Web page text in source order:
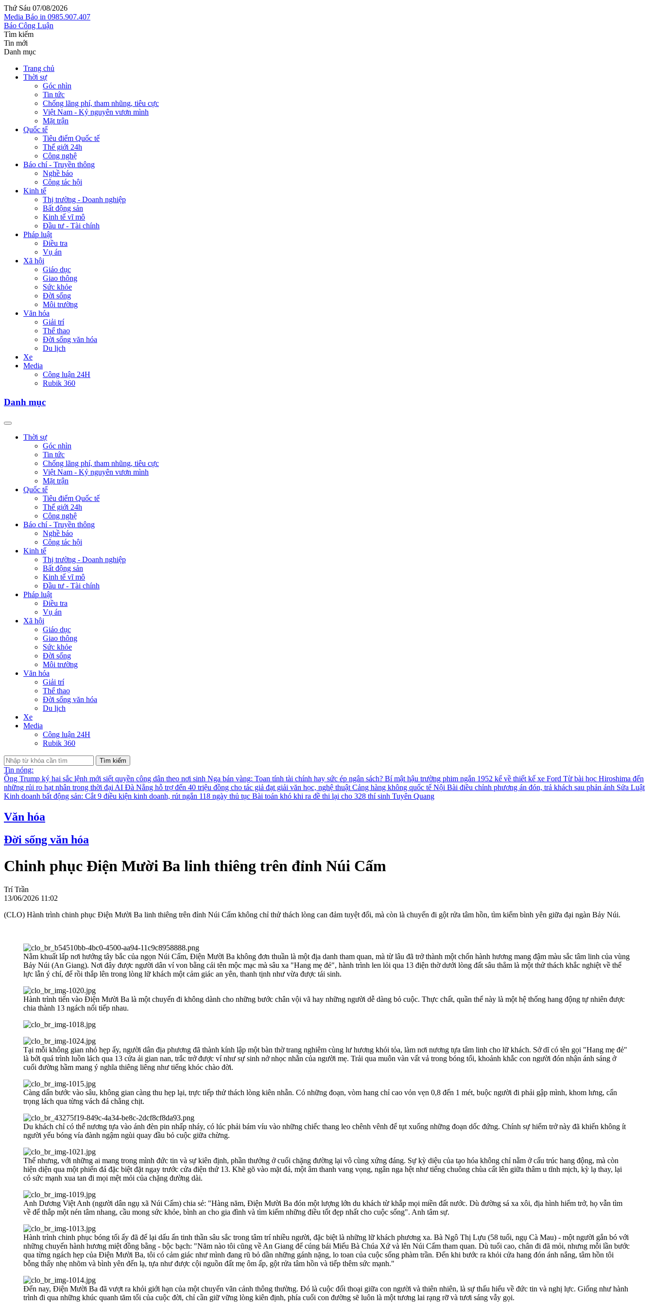
Thứ Sáu 07/08/2026
Media Báo in 0985.907.407
Báo Công Luận
Tìm kiếm
Tin mới
Danh mục
Trang chủ
Thời sự
Góc nhìn
Tin tức
Chống lãng phí, tham nhũng, tiêu cực
Việt Nam - Kỷ nguyên vươn mình
Mặt trận
Quốc tế
Tiêu điểm Quốc tế
Thế giới 24h
Công nghệ
Báo chí - Truyền thông
Nghề báo
Công tác hội
Kinh tế
Thị trường - Doanh nghiệp
Bất động sản
Kinh tế vĩ mô
Đầu tư - Tài chính
Pháp luật
Điều tra
Vụ án
Xã hội
Giáo dục
Giao thông
Sức khỏe
Đời sống
Môi trường
Văn hóa
Giải trí
Thể thao
Đời sống văn hóa
Du lịch
Xe
Media
Công luận 24H
Rubik 360
Danh mục
Thời sự
Góc nhìn
Tin tức
Chống lãng phí, tham nhũng, tiêu cực
Việt Nam - Kỷ nguyên vươn mình
Mặt trận
Quốc tế
Tiêu điểm Quốc tế
Thế giới 24h
Công nghệ
Báo chí - Truyền thông
Nghề báo
Công tác hội
Kinh tế
Thị trường - Doanh nghiệp
Bất động sản
Kinh tế vĩ mô
Đầu tư - Tài chính
Pháp luật
Điều tra
Vụ án
Xã hội
Giáo dục
Giao thông
Sức khỏe
Đời sống
Môi trường
Văn hóa
Giải trí
Thể thao
Đời sống văn hóa
Du lịch
Xe
Media
Công luận 24H
Rubik 360
Tìm kiếm
Tin nóng:
Ông Trump ký hai sắc lệnh mới siết quyền công dân theo nơi sinh Nga bán vàng: Toan tính tài chính hay sức ép ngân sách? Bí mật hậu trường phim ngắn 1952 kể về thiết kế xe Ford Từ bài học Hiroshima đến
những rủi ro hạt nhân trong thời đại AI Đà Nẵng hỗ trợ đến 40 triệu đồng cho tác giả đạt giải văn học, nghệ thuậtCảng hàng không quốc tế Nội Bài điều chỉnh phương án đón, trả khách sau phản ánh Sửa Luật
Kinh doanh bất động sản: Cắt 9 điều kiện kinh doanh, rút ngắn 118 ngày thủ tục Bài toán khó khi ra đề thi lại cho 328 thí sinh Tuyên Quang
Văn hóa
Đời sống văn hóa
Chinh phục Điện Mười Ba linh thiêng trên đỉnh Núi Cấm
Trí Trần
13/06/2026 11:02
(CLO) Hành trình chinh phục Điện Mười Ba linh thiêng trên đỉnh Núi Cấm không chỉ thử thách lòng can đảm tuyệt đối, mà còn là chuyến đi gột rửa tâm hồn, tìm kiếm bình yên giữa đại ngàn Bảy Núi.
Nằm khuất lấp nơi hướng tây bắc của ngọn Núi Cấm, Điện Mười Ba không đơn thuần là một địa danh tham quan, mà từ lâu đã trở thành một chốn hành hương mang đậm màu sắc tâm linh của vùng
Bảy Núi (An Giang). Nơi đây được người dân ví von bằng cái tên mộc mạc mà sâu xa "Hang mẹ đẻ", hành trình len lỏi qua 13 điện thờ dưới lòng đất sâu thẳm là một thử thách khắc nghiệt về thể
lực lẫn ý chí, để rồi thắp lên trong lòng lữ khách một cảm giác an yên, thanh tịnh như vừa được tái sinh.
Hành trình tiến vào Điện Mười Ba là một chuyến đi không dành cho những bước chân vội vã hay những người dễ dàng bỏ cuộc. Thực chất, quần thể này là một hệ thống hang động tự nhiên được
chia thành 13 ngách nối tiếp nhau.
Tại mỗi không gian nhỏ hẹp ấy, người dân địa phương đã thành kính lập một bàn thờ trang nghiêm cùng lư hương khói tỏa, làm nơi nương tựa tâm linh cho lữ khách. Sở dĩ có tên gọi "Hang mẹ đẻ"
là bởi quá trình luồn lách qua 13 cửa ải gian nan, trắc trở được ví như sự sinh nở nhọc nhằn của người mẹ. Trải qua muôn vàn vất vả trong bóng tối, khoảnh khắc con người đón nhận ánh sáng ở
cuối đường hầm mang ý nghĩa thiêng liêng như tiếng khóc chào đời.
Càng dấn bước vào sâu, không gian càng thu hẹp lại, trực tiếp thử thách lòng kiên nhẫn. Có những đoạn, vòm hang chỉ cao vỏn vẹn 0,8 đến 1 mét, buộc người đi phải gập mình, khom lưng, cẩn
trọng lách qua từng vách đá chằng chịt.
Du khách chỉ có thể nương tựa vào ánh đèn pin nhấp nháy, có lúc phải bám víu vào những chiếc thang leo chênh vênh để tụt xuống những đoạn dốc đứng. Chính sự hiểm trở này đã khiến không ít
người yếu bóng vía đành ngậm ngùi quay đầu bỏ cuộc giữa chừng.
Thế nhưng, với những ai mang trong mình đức tin và sự kiên định, phần thưởng ở cuối chặng đường lại vô cùng xứng đáng. Sự kỳ diệu của tạo hóa không chỉ nằm ở cấu trúc hang động, mà còn
hiện diện qua một phiến đá đặc biệt đặt ngay trước cửa điện thứ 13. Khẽ gõ vào mặt đá, một âm thanh vang vọng, ngân nga hệt như tiếng chuông chùa cất lên giữa thâm u tĩnh mịch, kỳ lạ thay, lại
có sức mạnh xua tan đi mọi mệt mỏi của chặng đường dài.
Anh Dương Việt Anh (người dân ngụ xã Núi Cấm) chia sẻ: "Hàng năm, Điện Mười Ba đón một lượng lớn du khách từ khắp mọi miền đất nước. Dù đường sá xa xôi, địa hình hiểm trở, họ vẫn tìm
về để thắp một nén tâm nhang, cầu mong sức khỏe, bình an cho gia đình và tìm kiếm những điều tốt đẹp nhất cho cuộc sống". Anh tâm sự.
Hành trình chinh phục bóng tối ấy đã để lại dấu ấn tinh thần sâu sắc trong tâm trí nhiều người, đặc biệt là những lữ khách phương xa. Bà Ngô Thị Lựu (58 tuổi, ngụ Cà Mau) - một người gắn bó với
những chuyến hành hương miệt đồng bằng - bộc bạch: "Năm nào tôi cũng về An Giang để cúng bái Miếu Bà Chúa Xứ và lên Núi Cấm tham quan. Dù tuổi cao, chân đi đã mỏi, nhưng mỗi lần bước
qua từng ngách hẹp của Điện Mười Ba, tôi có cảm giác như mình đang rũ bỏ dần những gánh nặng, lo toan của cuộc sống phàm trần. Đến khi bước ra khỏi cửa hang đón ánh nắng, tâm hồn tôi
bỗng thấy nhẹ nhõm và bình yên đến lạ, tựa như được cội nguồn đất mẹ ôm ấp, gột rửa tâm hồn và tiếp thêm sức mạnh."
Đến nay, Điện Mười Ba đã vượt ra khỏi giới hạn của một chuyến vãn cảnh thông thường. Đó là cuộc đối thoại giữa con người và thiên nhiên, là sự thấu hiểu về đức tin và nghị lực. Giống như hành
trình đi qua những khúc quanh tăm tối của cuộc đời, chỉ cần giữ vững lòng kiên định, phía cuối con đường sẽ luôn là một tương lai rạng rỡ và tươi sáng vẫy gọi.